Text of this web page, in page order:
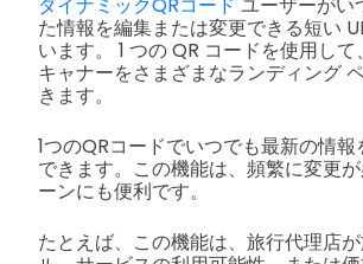
た情報を編集または変更できる短い
います。 1 つの QR コードを使用し
キャナーをさまざまなランディング
きます。
1つのQRコードでいつでも最新の情
できます。この機能は、頻繁に変更
ーンにも便利です。
たとえば、この機能は、旅行代理店